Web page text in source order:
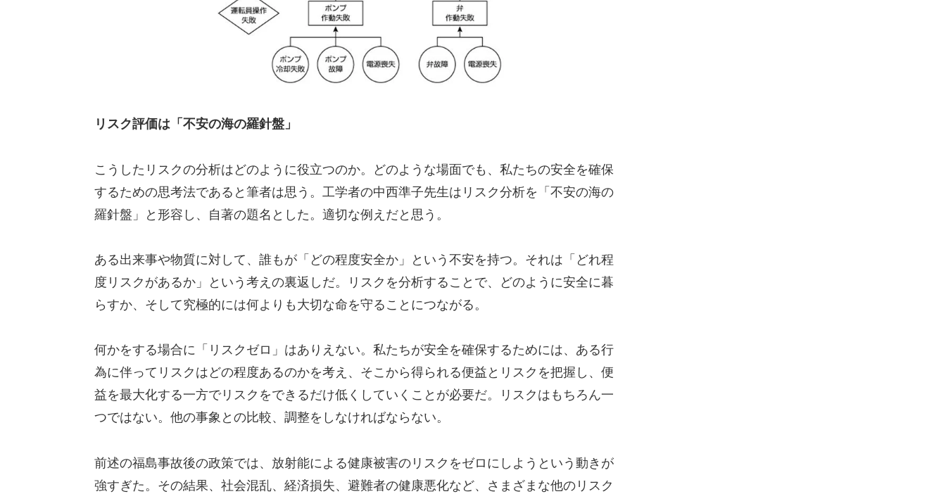
リスク評価は「不安の海の羅針盤」
こうしたリスクの分析はどのように役立つのか。どのような場面でも、私たちの安全を確保
するための思考法であると筆者は思う。工学者の中西準子先生はリスク分析を「不安の海の
羅針盤」と形容し、自著の題名とした。適切な例えだと思う。
ある出来事や物質に対して、誰もが「どの程度安全か」という不安を持つ。それは「どれ程
度リスクがあるか」という考えの裏返しだ。リスクを分析することで、どのように安全に暮
らすか、そして究極的には何よりも大切な命を守ることにつながる。
何かをする場合に「リスクゼロ」はありえない。私たちが安全を確保するためには、ある行
為に伴ってリスクはどの程度あるのかを考え、そこから得られる便益とリスクを把握し、便
益を最大化する一方でリスクをできるだけ低くしていくことが必要だ。リスクはもちろん一
つではない。他の事象との比較、調整をしなければならない。
前述の福島事故後の政策では、放射能による健康被害のリスクをゼロにしようという動きが
強すぎた。その結果、社会混乱、経済損失、避難者の健康悪化など、さまざまな他のリスク